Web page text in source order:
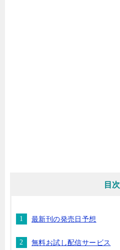
目次
最新刊の発売日予想
無料お試し配信サービス